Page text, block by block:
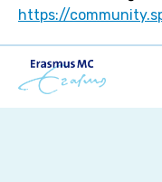
https://